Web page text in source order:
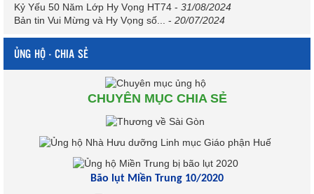
Kỷ Yếu 50 Năm Lớp Hy Vọng HT74 - 31/08/2024
Bản tin Vui Mừng và Hy Vọng số...
- 20/07/2024
ỦNG HỘ - CHIA SẺ
CHUYÊN MỤC CHIA SẺ
Bão lụt Miền Trung 10/2020